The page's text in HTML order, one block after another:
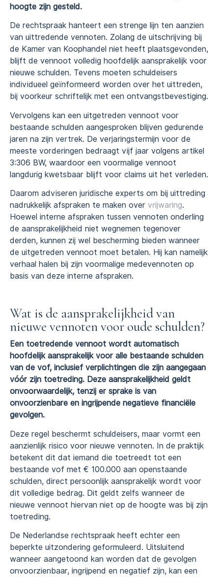
hoogte zijn gesteld.
De rechtspraak hanteert een strenge lijn ten aanzien
van uittredende vennoten. Zolang de uitschrijving bij
de Kamer van Koophandel niet heeft plaatsgevonden,
blijft de vennoot volledig hoofdelijk aansprakelijk voor
nieuwe schulden. Tevens moeten schuldeisers
individueel geïnformeerd worden over het uittreden,
bij voorkeur schriftelijk met een ontvangstbevestiging.
Vervolgens kan een uitgetreden vennoot voor
bestaande schulden aangesproken blijven gedurende
jaren na zijn vertrek. De verjaringstermijn voor de
meeste vorderingen bedraagt vijf jaar volgens artikel
3:306 BW, waardoor een voormalige vennoot
langdurig kwetsbaar blijft voor claims uit het verleden.
Daarom adviseren juridische experts om bij uittreding
nadrukkelijk afspraken te maken over vrijwaring.
Hoewel interne afspraken tussen vennoten onderling
de aansprakelijkheid niet wegnemen tegenover
derden, kunnen zij wel bescherming bieden wanneer
de uitgetreden vennoot moet betalen. Hij kan namelijk
verhaal halen bij zijn voormalige medevennoten op
basis van deze interne afspraken.
Wat is de aansprakelijkheid van
nieuwe vennoten voor oude schulden?
Een toetredende vennoot wordt automatisch
hoofdelijk aansprakelijk voor alle bestaande schulden
van de vof, inclusief verplichtingen die zijn aangegaan
vóór zijn toetreding. Deze aansprakelijkheid geldt
onvoorwaardelijk, tenzij er sprake is van
onvoorzienbare en ingrijpende negatieve financiële
gevolgen.
Deze regel beschermt schuldeisers, maar vormt een
aanzienlijk risico voor nieuwe vennoten. In de praktijk
betekent dit dat iemand die toetreedt tot een
bestaande vof met € 100.000 aan openstaande
schulden, direct persoonlijk aansprakelijk wordt voor
dit volledige bedrag. Dit geldt zelfs wanneer de
nieuwe vennoot hiervan niet op de hoogte was bij zijn
toetreding.
De Nederlandse rechtspraak heeft echter een
beperkte uitzondering geformuleerd. Uitsluitend
wanneer aangetoond kan worden dat de gevolgen
onvoorzienbaar, ingrijpend en negatief zijn, kan een